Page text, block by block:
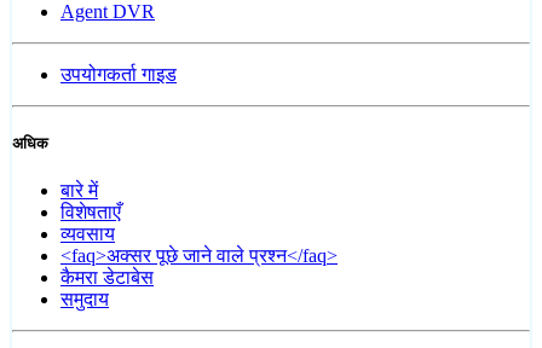
Agent DVR
उपयोगकर्ता गाइड
अधिक
बारे में
विशेषताएँ
व्यवसाय
<faq>अक्सर पूछे जाने वाले प्रश्न</faq>
कैमरा डेटाबेस
समुदाय